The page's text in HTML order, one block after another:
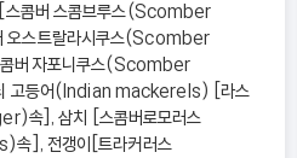
콤버 스콤브루스(Scomber
오스트랄라시쿠스(Scomber
버 자포니쿠스(Scomber
고등어(Indian mackerels) [라스
속], 삼치 [스콤버로모러스
], 전갱이[트라커러스